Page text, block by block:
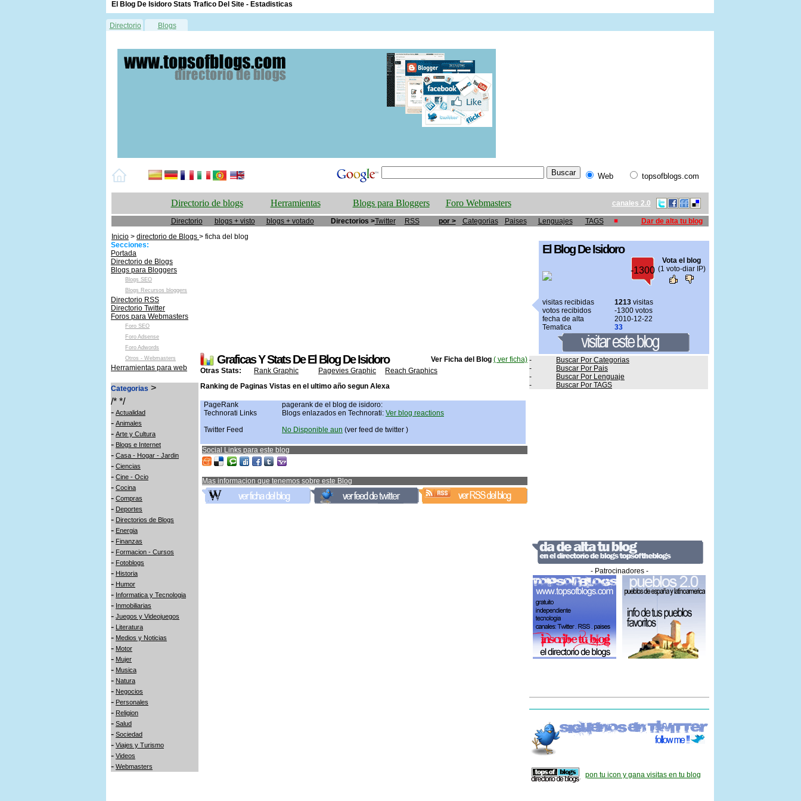
El Blog De Isidoro Stats Trafico Del Site - Estadisticas
Directorio Blogs
Web topsofblogs.com
Directorio de blogs Herramientas Blogs para Bloggers Foro Webmasters canales 2.0
Directorio blogs + visto blogs + votado Directorios >Twitter RSS por > Categorias Paises Lenguajes TAGS
Dar de alta tu blog
Inicio > directorio de Blogs > ficha del blog
Secciones:
Portada
Directorio de Blogs
Blogs para Bloggers
Blogs SEO
Blogs Recursos bloggers
Directorio RSS
Directorio Twitter
Foros para Webmasters
Foro SEO
Foro Adsense
Foro Adwords
Otros - Webmasters
Herramientas para web
Categorias >
/* */
- Actualidad
- Animales
- Arte y Cultura
- Blogs e Internet
- Casa - Hogar - Jardin
- Ciencias
- Cine - Ocio
- Cocina
- Compras
- Deportes
- Directorios de Blogs
- Energia
- Finanzas
- Formacion - Cursos
- Fotoblogs
- Historia
- Humor
- Informatica y Tecnologia
- Inmobiliarias
- Juegos y Videojuegos
- Literatura
- Medios y Noticias
- Motor
- Mujer
- Musica
- Natura
- Negocios
- Personales
- Religion
- Salud
- Sociedad
- Viajes y Turismo
- Videos
- Webmasters
Graficas Y Stats De El Blog De Isidoro Ver Ficha del Blog ( ver ficha)
Otras Stats:
Rank Graphic Pagevies Graphic
Reach Graphics
Ranking de Paginas Vistas en el ultimo año segun Alexa
PageRank
pagerank de el blog de isidoro:
Technorati Links
Blogs enlazados en Technorati: Ver blog reactions
Twitter Feed
No Disponible aun (ver feed de twitter )
Social Links para este blog
Mas informacion que tenemos sobre este Blog
El Blog De Isidoro
-1300
Vota el blog
(1 voto-diar IP)
visitas recibidas 1213 visitas
votos recibidos
-1300 votos
fecha de alta
2010-12-22
Tematica
33
-
Buscar Por Categorias
-
Buscar Por Pais
-
Buscar Por Lenguaje
-
Buscar Por TAGS
- Patrocinadores -
pon tu icon y gana visitas en tu blog